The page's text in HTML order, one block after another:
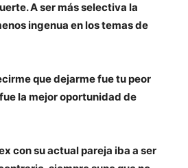
A ser más selectiva la
ingenua en los temas de
que dejarme fue tu peor
la mejor oportunidad de
con su actual pareja iba a ser